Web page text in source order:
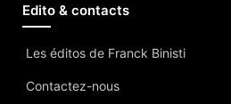
Edito & contacts
Les éditos de Franck Binisti
Contactez-nous